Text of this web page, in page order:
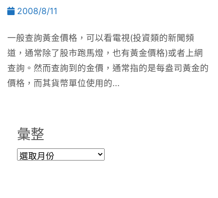
2008/8/11
一般查詢黃金價格，可以看電視(投資類的新聞頻
道，通常除了股市跑馬燈，也有黃金價格)或者上網
查詢。然而查詢到的金價，通常指的是每盎司黃金的
價格，而其貨幣單位使用的...
彙整
彙